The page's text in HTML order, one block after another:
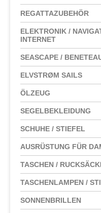
REGATTAZUBEHÖR
ELEKTRONIK /
INTERNET
SEASCAPE /
ELVSTRØM SAILS
ÖLZEUG
SEGELBEKLEIDUNG
SCHUHE / STIEFEL
AUSRÜSTUNG FÜR
TASCHEN /
TASCHENLAMPEN /
SONNENBRILLEN